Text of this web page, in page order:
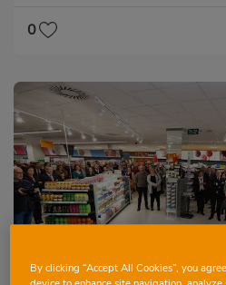
0
By clicking “Accept All Cookies”, you